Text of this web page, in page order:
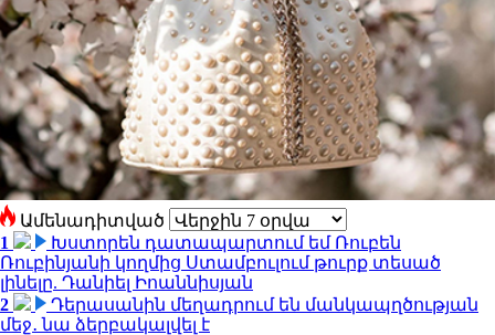
Ամենադիտված
1
Խստորեն դատապարտում եմ Ռուբեն
Ռուբինյանի կողմից Ստամբուլում թուրք տեսած
լինելը. Դանիել Իոաննիսյան
2
Դերասանին մեղադրում են մանկապղծության
մեջ․ նա ձերբակալվել է